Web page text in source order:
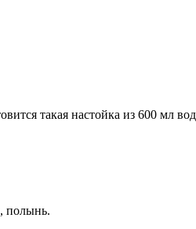
такая настойка из 600 мл
полынь.